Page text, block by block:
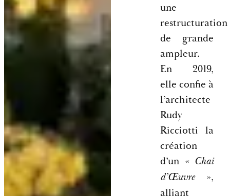
une
restructuration
de grande
ampleur.
En 2019,
elle confie à
l’architecte
Rudy
Ricciotti la
création
d’un « Chai
d’Œuvre»,
alliant